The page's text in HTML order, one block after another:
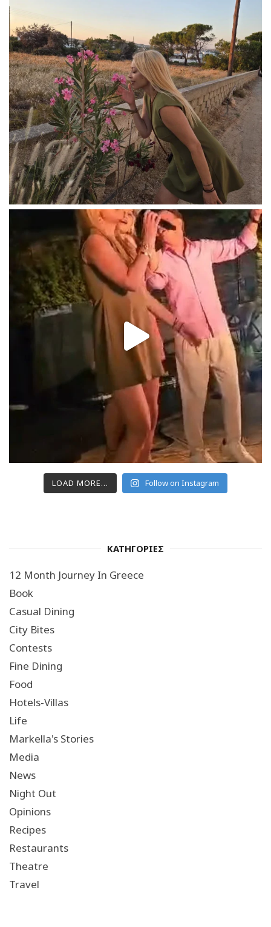
LOAD MORE... Follow on Instagram
ΚΑΤΗΓΟΡΙΕΣ
12 Month Journey In Greece
Book
Casual Dining
City Bites
Contests
Fine Dining
Food
Hotels-Villas
Life
Markella's Stories
Media
News
Night Out
Opinions
Recipes
Restaurants
Theatre
Travel